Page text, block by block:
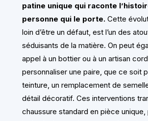
patine unique qui raconte
personne qui le porte.Cette
loin d’être un défaut, est l’un des
séduisants de la matière. On peut
appel à un bottier ou à un artisan
personnaliser une paire, que ce soit
teinture, un remplacement de semelle
détail décoratif. Ces interventions
chaussure standard en pièce